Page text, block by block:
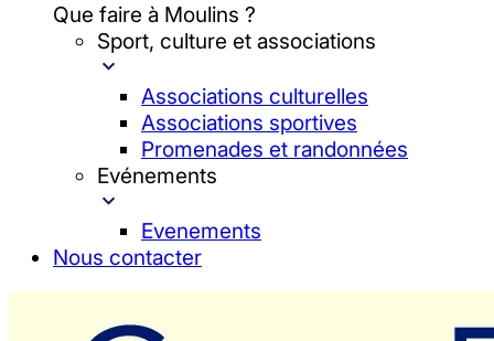
Que faire à Moulins ?
Sport, culture et associations
Associations culturelles
Associations sportives
Promenades et randonnées
Evénements
Evenements
Nous contacter